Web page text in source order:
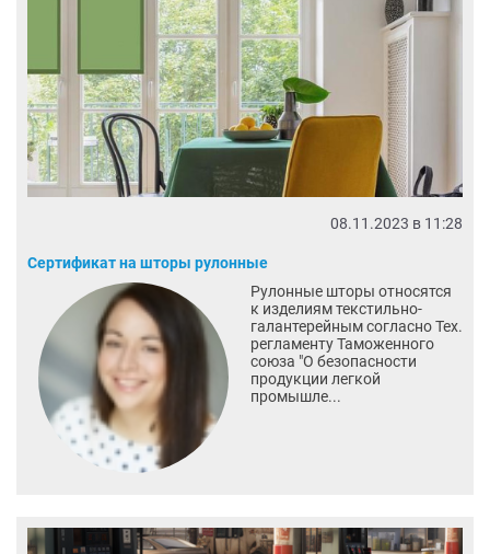
08.11.2023 в 11:28
Сертификат на шторы рулонные
Рулонные шторы относятся
к изделиям текстильно-
галантерейным согласно Тех.
регламенту Таможенного
союза "О безопасности
продукции легкой
промышле...